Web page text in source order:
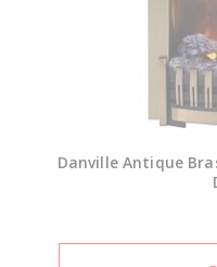
Danville Antique